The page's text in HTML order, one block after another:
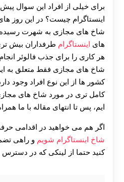
برای خیلی از افراد این سوال
اینستاگرام چیست؟ در این روز
شاخ های مجازی به شهرت رسیده
های
اینستاگرام طرفداران بیش
هر کاری را برای جذب فالوئر
شاخ های مجازی فقط متعلق به
کشور ها از این نوع افراد وجود
کامل تری در مورد شاخ های
ایم، پس تا انتهای مقاله با ما
اگر هم می خواهید در اقدامی
شاخ اینستاگرام شویم و راهی
کنید حتما از لینکی که در دسترس